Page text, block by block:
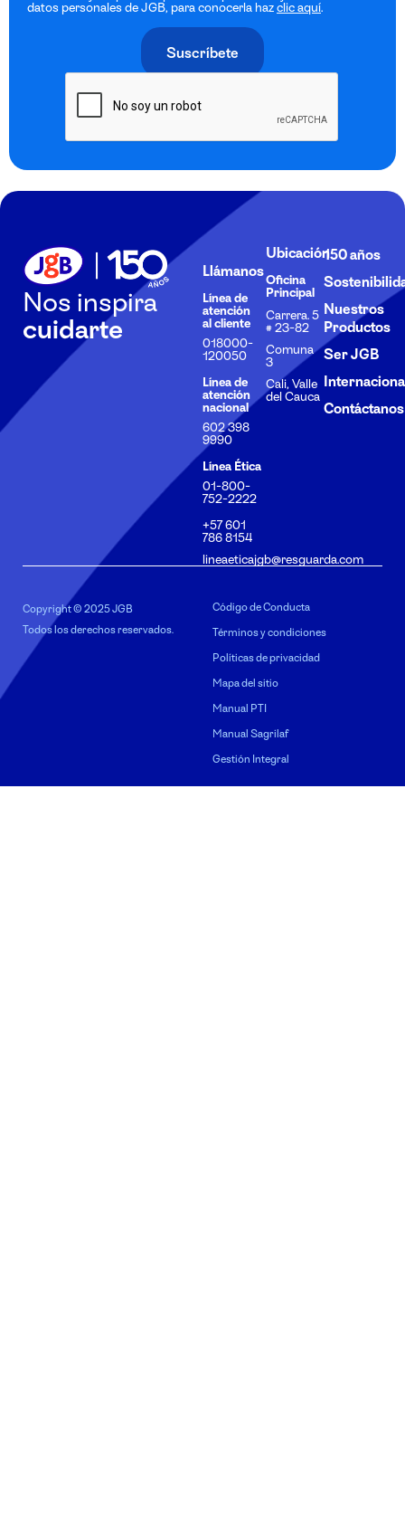
datos personales de JGB, para conocerla hazclic aquí.
Nos inspira
cuidarte
Llámanos
Línea de
atención
al cliente
018000-
120050
Línea de
atención
nacional
602 398
9990
Línea Ética
01-800-
752-2222
+57 601
786 8154
lineaeticajgb@resguarda.com
Ubicación
Oficina
Principal
Carrera. 5
# 23-82
Comuna
3
Cali, Valle
del Cauca
150 años
Nuestros
Productos
Ser JGB
Contáctanos
Copyright © 2025 JGB
Todos los derechos reservados.
Código de Conducta
Términos y condiciones
Políticas de privacidad
Mapa del sitio
Manual PTI
Manual Sagrilaf
Gestión Integral